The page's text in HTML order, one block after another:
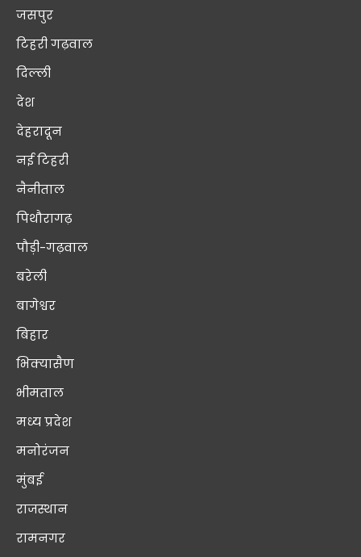
जसपुर
टिहरी गढ़वाल
दिल्ली
देश
देहरादून
नई टिहरी
नैनीताल
पिथौरागढ़
पौड़ी-गढ़वाल
बरेली
बागेश्वर
बिहार
भिक्यासैण
भीमताल
मध्य प्रदेश
मनोरंजन
मुंबई
राजस्थान
रामनगर